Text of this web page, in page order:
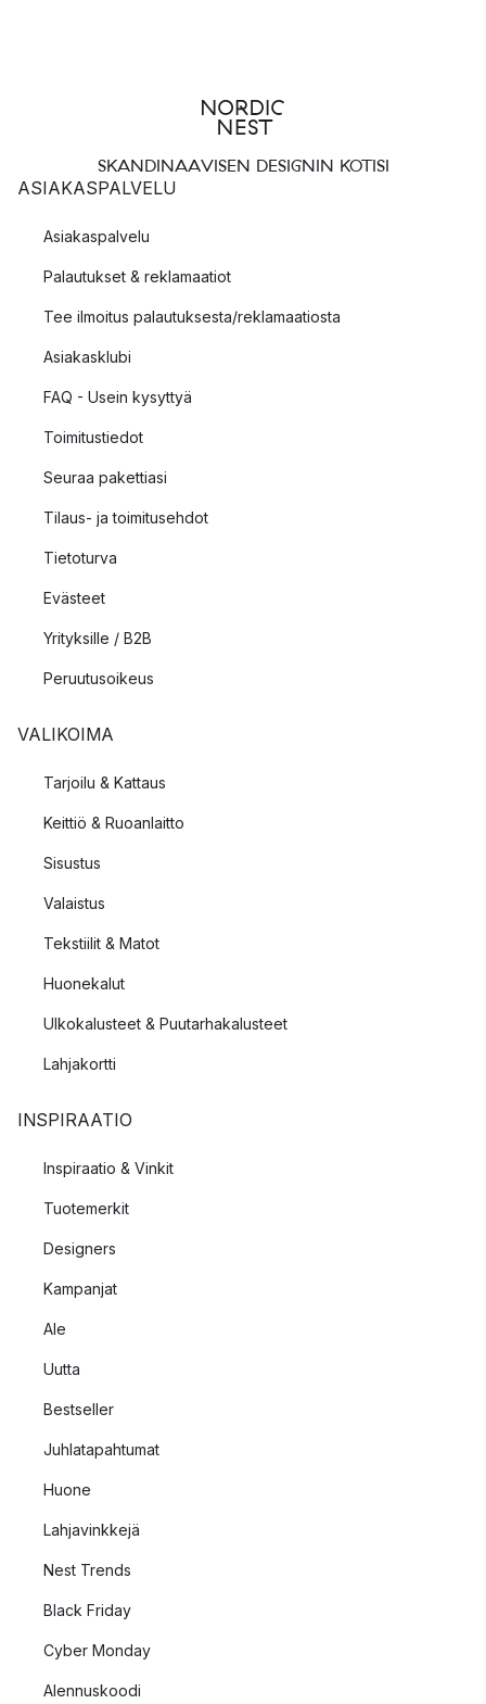
SKANDINAAVISEN DESIGNIN KOTISI
ASIAKASPALVELU
Asiakaspalvelu
Palautukset & reklamaatiot
Tee ilmoitus palautuksesta/reklamaatiosta
Asiakasklubi
FAQ - Usein kysyttyä
Toimitustiedot
Seuraa pakettiasi
Tilaus- ja toimitusehdot
Tietoturva
Evästeet
Yrityksille / B2B
Peruutusoikeus
VALIKOIMA
Tarjoilu & Kattaus
Keittiö & Ruoanlaitto
Sisustus
Valaistus
Tekstiilit & Matot
Huonekalut
Ulkokalusteet & Puutarhakalusteet
Lahjakortti
INSPIRAATIO
Inspiraatio & Vinkit
Tuotemerkit
Designers
Kampanjat
Ale
Uutta
Bestseller
Juhlatapahtumat
Huone
Lahjavinkkejä
Nest Trends
Black Friday
Cyber Monday
Alennuskoodi